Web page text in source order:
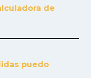
de
puedo